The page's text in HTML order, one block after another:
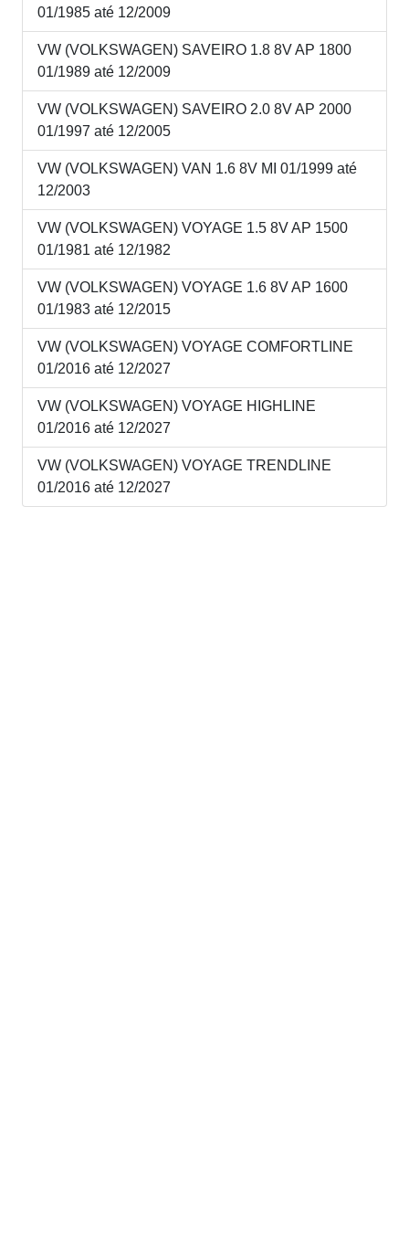
01/1985 até 12/2009
VW (VOLKSWAGEN) SAVEIRO 1.8 8V AP 1800
01/1989 até 12/2009
VW (VOLKSWAGEN) SAVEIRO 2.0 8V AP 2000
01/1997 até 12/2005
VW (VOLKSWAGEN) VAN 1.6 8V MI 01/1999 até
12/2003
VW (VOLKSWAGEN) VOYAGE 1.5 8V AP 1500
01/1981 até 12/1982
VW (VOLKSWAGEN) VOYAGE 1.6 8V AP 1600
01/1983 até 12/2015
VW (VOLKSWAGEN) VOYAGE COMFORTLINE
01/2016 até 12/2027
VW (VOLKSWAGEN) VOYAGE HIGHLINE
01/2016 até 12/2027
VW (VOLKSWAGEN) VOYAGE TRENDLINE
01/2016 até 12/2027